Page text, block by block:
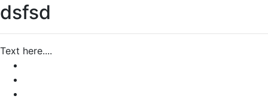
dsfsd
Text here....